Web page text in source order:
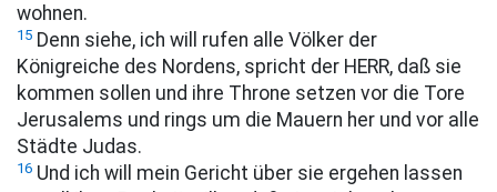
wohnen.
15 Denn siehe, ich will rufen alle Völker der
Königreiche des Nordens, spricht der HERR, daß sie
kommen sollen und ihre Throne setzen vor die Tore
Jerusalems und rings um die Mauern her und vor alle
Städte Judas.
16 Und ich will mein Gericht über sie ergehen lassen